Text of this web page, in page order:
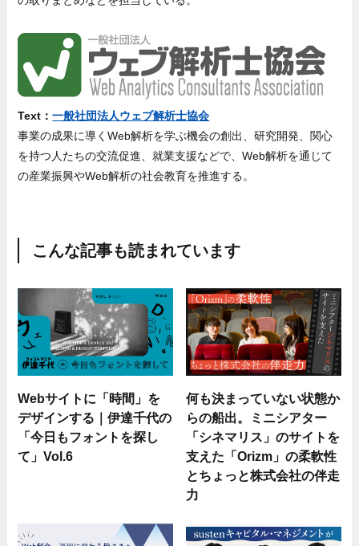
Text：一般社団法人ウェブ解析士協会
事業の成果に導くWeb解析を学ぶ機会の創出、研究開発、関心
を持つ人たちの交流促進、就業支援などで、Web解析を通じて
の産業振興やWeb解析の社会教育を推進する。
こんな記事も読まれています
Webサイトに「時間」を
デザインする｜伊達千代の
「今日もフォントを探し
て」Vol.6
何も決まっていない状態か
らの船出。ミニシアター
「シネマリス」のサイトを
支えた「Orizm」の柔軟性
とちょっと株式会社の伴走
力